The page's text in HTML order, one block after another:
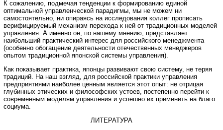
К сожалению, подмечая тенденции к формированию единой
оптимальной управленческой парадигмы, мы не можем ни
самостоятельно, ни опираясь на исследования коллег прописать
верифицируемый механизм перехода к ней от традиционных моделей
управления. А именно он, по нашему мнению, представляет
наибольший практический интерес для российского менеджмента
(особенно обогащение деятельности отечественных менеджеров
опытом традиционной японской системы управления).
Как показывает практика, японцы развивают свою систему, не теряя
традиций. На наш взгляд, для российской практики управления
предприятиями наиболее ценным является этот опыт: не отрицая
глубинных этических и философских устоев, постепенно перейти к
современным моделям управления и успешно их применить на благо
социума.
ЛИТЕРАТУРА